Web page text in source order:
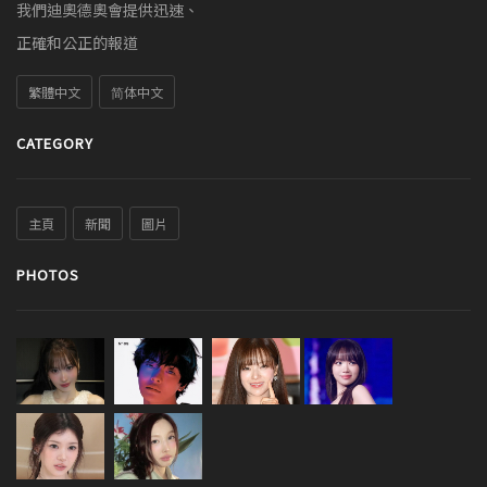
我們迪奧德奧會提供迅速、
正確和公正的報道
繁體中文 简体中文
CATEGORY
主頁 新聞 圖片
PHOTOS